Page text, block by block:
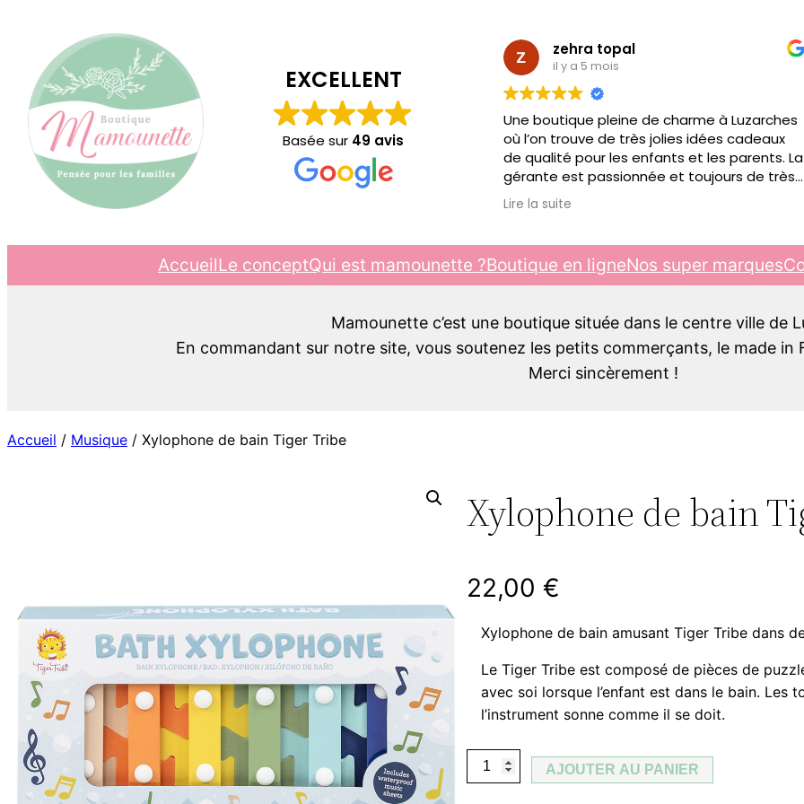
EXCELLENT
Basée sur 49 avis
zehra topal
il y a 5 mois
Une boutique pleine de charme à Luzarches
où l’on trouve de très jolies idées cadeaux
de qualité pour les enfants et les parents. La
gérante est passionnée et toujours de très
bon conseil. C’est toujours un plaisir d’y
passer, je recommande !!!
Lire la suite
AccueilLe conceptQui est mamounette ?Boutique en ligneNos super marques
Mamounette c’est une boutique située dans le centre ville de
En commandant sur notre site, vous soutenez les petits commerçants, le made in
Merci sincèrement !
Accueil / Musique / Xylophone de bain Tiger Tribe
Xylophone de bain
22,00 €
Xylophone de bain amusant Tiger Tribe dans
Le Tiger Tribe est composé de pièces de
avec soi lorsque l’enfant est dans le bain. Les
l’instrument sonne comme il se doit.
u
AJOUTER AU PANIER